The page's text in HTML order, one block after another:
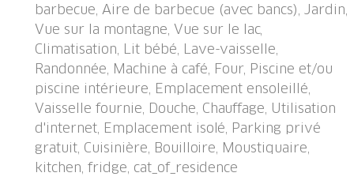
privé: grand, beau jardin 200 m2 (clôturé), piscine
rectangulaire (7 x 3 m, profondeur 150 cm,
disponibilité saisonnière: 01.Mai. - 15.Oct.) avec
protection par couverture de volet et systeme
d'électolyseur au sel. Douche extérieure.
Infrastructures de la Maison: chauffage central, air-
conditionné. Sentier en escalier (6 marches) jusqu'à la
maison. Magasin d'alimentation 800 m, supermarché
6 km, restaurant 800 m, arrêt de bus "Orgnana,
barbecue, Aire de barbecue (avec bancs), Jardin,
Vue sur la montagne, Vue sur le lac,
Climatisation, Lit bébé, Lave-vaisselle,
Randonnée, Machine à café, Four, Piscine et/ou
piscine intérieure, Emplacement ensoleillé,
Vaisselle fournie, Douche, Chauffage, Utilisation
d'internet, Emplacement isolé, Parking privé
gratuit, Cuisinière, Bouilloire, Moustiquaire,
kitchen, fridge, cat_of_residence